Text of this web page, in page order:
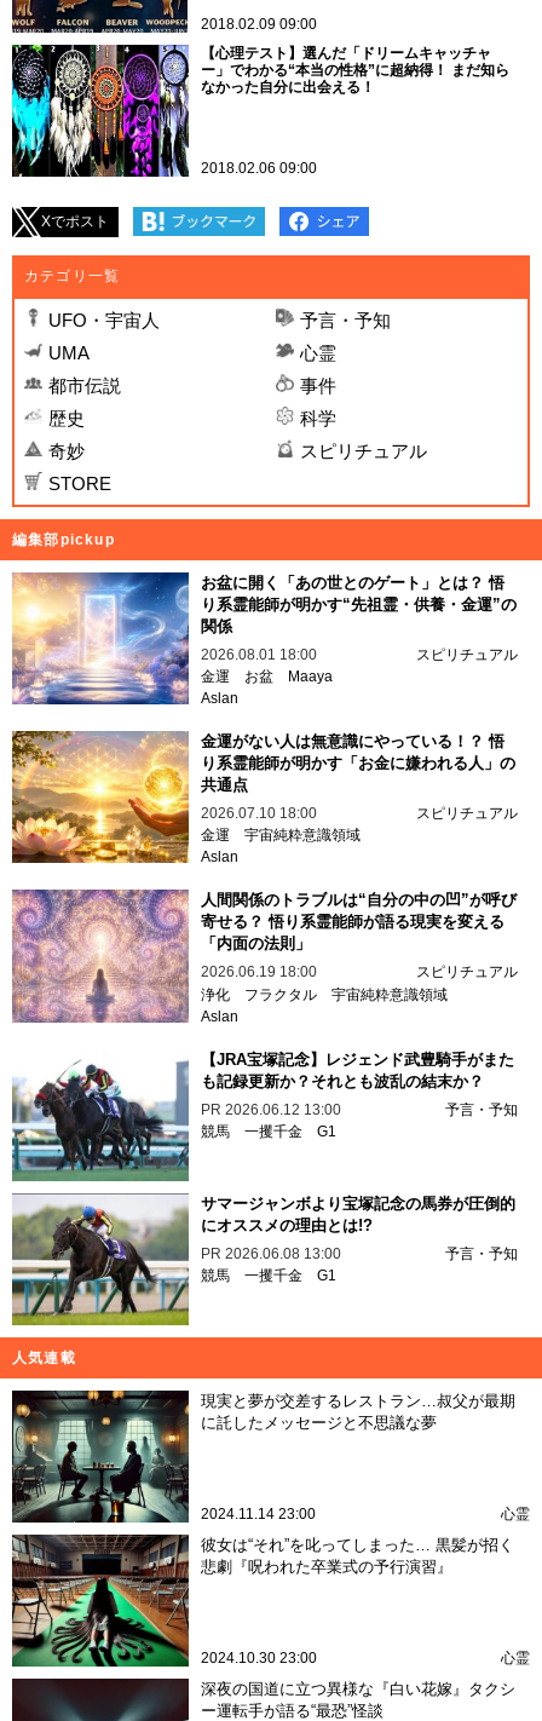
2018.02.09 09:00
【心理テスト】選んだ「ドリームキャッチャ
ー」でわかる“本当の性格”に超納得！ まだ知ら
なかった自分に出会える！
2018.02.06 09:00
Xでポスト
カテゴリ一覧
UFO・宇宙人
予言・予知
UMA
心霊
都市伝説
事件
歴史
科学
奇妙
スピリチュアル
STORE
編集部pickup
お盆に開く「あの世とのゲート」とは？ 悟
り系霊能師が明かす“先祖霊・供養・金運”の
関係
2026.08.01 18:00
スピリチュアル
金運
お盆
Maaya
Aslan
金運がない人は無意識にやっている！？ 悟
り系霊能師が明かす「お金に嫌われる人」の
共通点
2026.07.10 18:00
スピリチュアル
金運 宇宙純粋意識領域
Aslan
人間関係のトラブルは“自分の中の凹”が呼び
寄せる？ 悟り系霊能師が語る現実を変える
「内面の法則」
2026.06.19 18:00
スピリチュアル
浄化
フラクタル 宇宙純粋意識領域
Aslan
【JRA宝塚記念】レジェンド武豊騎手がまた
も記録更新か？それとも波乱の結末か？
PR 2026.06.12 13:00
予言・予知
競馬 一攫千金 G1
サマージャンボより宝塚記念の馬券が圧倒的
にオススメの理由とは!?
PR 2026.06.08 13:00
予言・予知
競馬 一攫千金 G1
人気連載
現実と夢が交差するレストラン…叔父が最期
に託したメッセージと不思議な夢
2024.11.14 23:00 心霊
彼女は“それ”を叱ってしまった… 黒髪が招く
悲劇『呪われた卒業式の予行演習』
2024.10.30 23:00 心霊
深夜の国道に立つ異様な『白い花嫁』タクシ
ー運転手が語る“最恐”怪談